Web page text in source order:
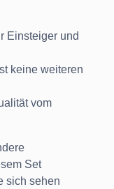
Einsteiger und
keine weiteren
vom
Set
sich sehen